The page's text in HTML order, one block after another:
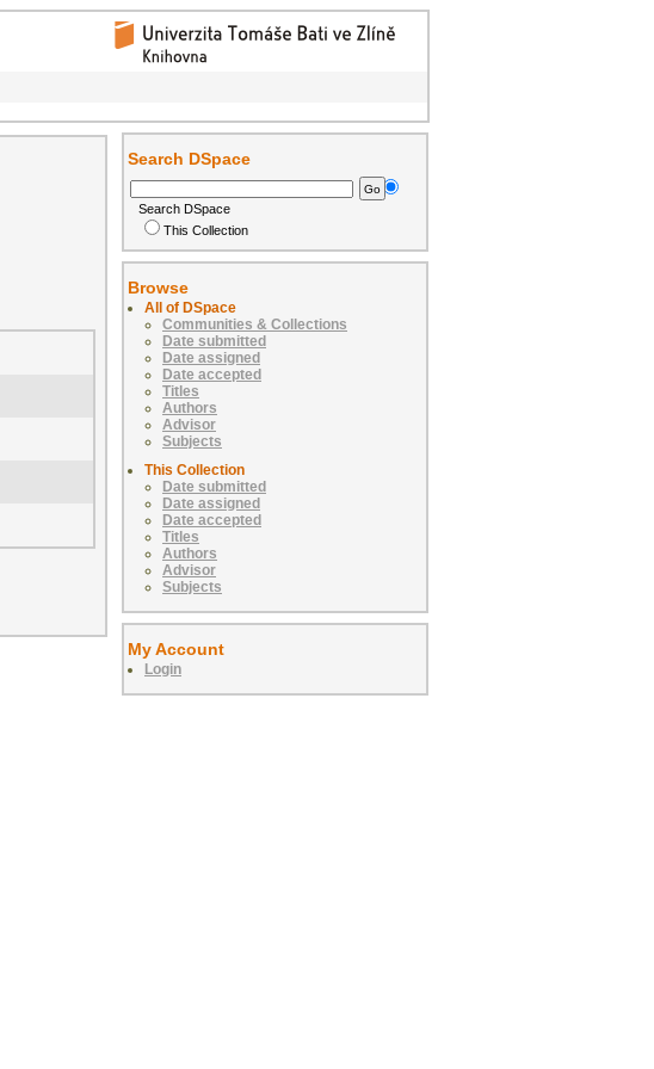
Search DSpace
Search DSpace
This Collection
Browse
All of DSpace
Communities & Collections
Date submitted
Date assigned
Date accepted
Titles
Authors
Advisor
Subjects
This Collection
Date submitted
Date assigned
Date accepted
Titles
Authors
Advisor
Subjects
My Account
Login